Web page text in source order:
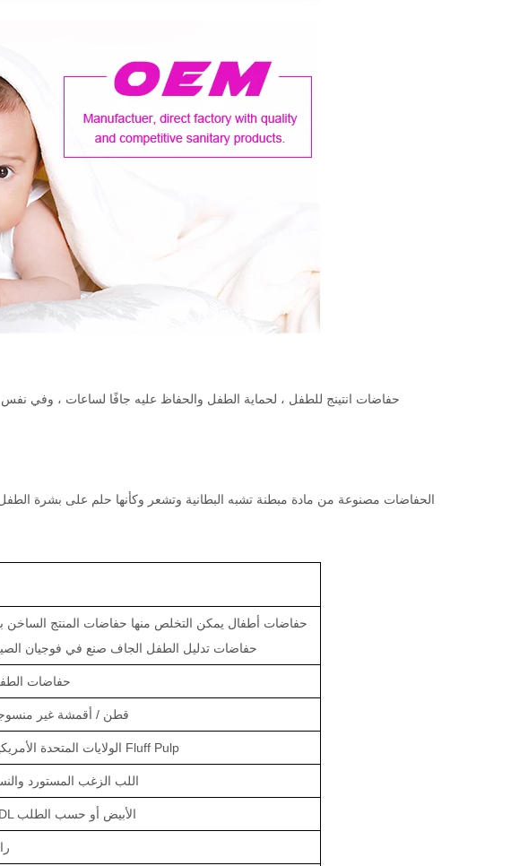
حفاضات انتينج للطفل ، لحماية الطفل والحفاظ عليه جافًا لساعات ، وفي
الحفاضات مصنوعة من مادة مبطنة تشبه البطانية وتشعر وكأنها حلم على بشرة
حفاضات أطفال يمكن التخلص منها حفاضات المنتج الساخن
حفاضات تدليل الطفل الجاف صنع في فوجيان
حفاضات
قطن / أقمشة غير
الولايات المتحدة الأمريكية Fluff Pulp
اللب الزغب المستورد
ADL الأبيض أو حسب الطلب